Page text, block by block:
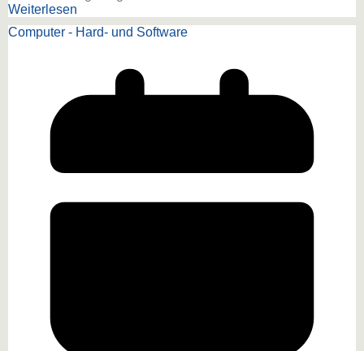
Weiterlesen
Computer - Hard- und Software